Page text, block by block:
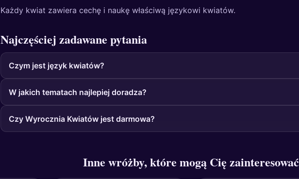
Każdy kwiat zawiera cechę i naukę właściwą językowi kwiatów.
Najczęściej zadawane pytania
Czym jest język kwiatów?
W jakich tematach najlepiej doradza?
Czy Wyrocznia Kwiatów jest darmowa?
Inne wróżby, które mogą Cię zainteresować